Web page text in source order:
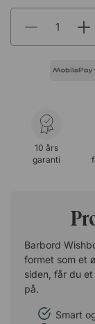
10 års
garanti
Barbord
formet som et
siden, får du
på.
Smart